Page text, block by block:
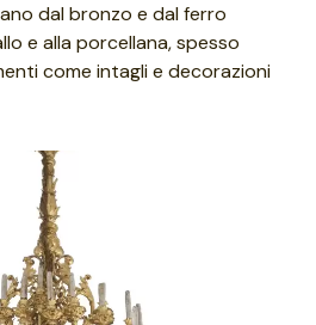
dal bronzo e dal ferro
e alla porcellana, spesso
come intagli e decorazioni